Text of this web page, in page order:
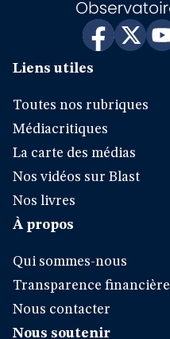
Liens utiles
Toutes nos rubriques
Médiacritiques
La carte des médias
Nos vidéos sur Blast
Nos livres
À propos
Qui sommes-nous
Transparence financière
Nous contacter
Nous soutenir